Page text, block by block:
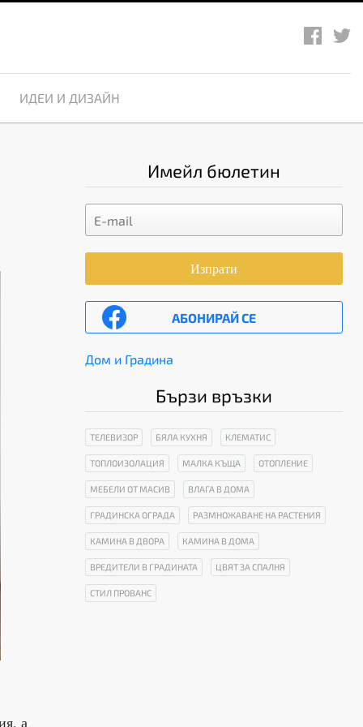
ИДЕИ И ДИЗАЙН
а
Имейл бюлетин
Изпрати
АБОНИРАЙ СЕ
Дом и Градина
Бързи връзки
ТЕЛЕВИЗОР БЯЛА КУХНЯ КЛЕМАТИС
ТОПЛОИЗОЛАЦИЯ МАЛКА КЪЩА ОТОПЛЕНИЕ
МЕБЕЛИ ОТ МАСИВ ВЛАГА В ДОМА
ГРАДИНСКА ОГРАДА РАЗМНОЖАВАНЕ НА РАСТЕНИЯ
КАМИНА В ДВОРА КАМИНА В ДОМА
ВРЕДИТЕЛИ В ГРАДИНАТА ЦВЯТ ЗА СПАЛНЯ
СТИЛ ПРОВАНС